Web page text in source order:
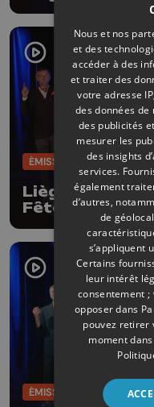
ÉMISSIONS
Liège Comedy
Fêtes
ÉMISSIONS
Nous et nos
et des
accéder à des
et traiter des
votre adresse
des données
des publicités
mesurer les
des insights
services.
également
d’autres,
de
s’appliquent
Certains
leur intérêt
consentement ;
opposer dans
pouvez retirer
moment dans